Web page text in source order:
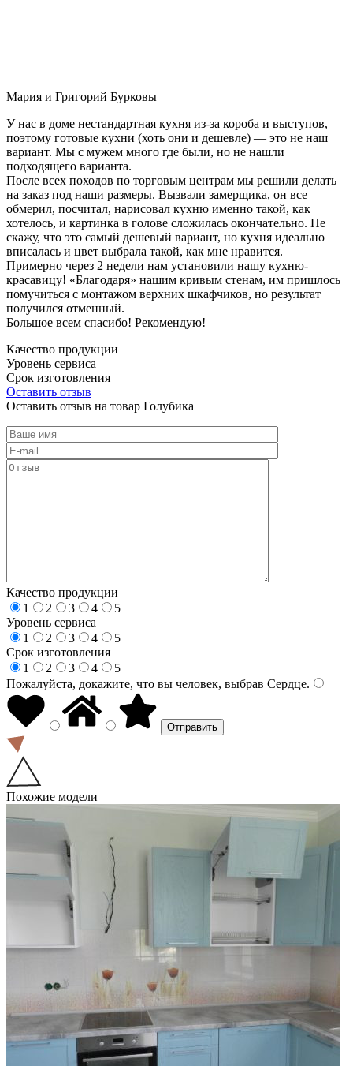
Мария и Григорий Бурковы
У нас в доме нестандартная кухня из-за короба и выступов,
поэтому готовые кухни (хоть они и дешевле) — это не наш
вариант. Мы с мужем много где были, но не нашли
подходящего варианта.
После всех походов по торговым центрам мы решили делать
на заказ под наши размеры. Вызвали замерщика, он все
обмерил, посчитал, нарисовал кухню именно такой, как
хотелось, и картинка в голове сложилась окончательно. Не
скажу, что это самый дешевый вариант, но кухня идеально
вписалась и цвет выбрала такой, как мне нравится.
Примерно через 2 недели нам установили нашу кухню-
красавицу! «Благодаря» нашим кривым стенам, им пришлось
помучиться с монтажом верхних шкафчиков, но результат
получился отменный.
Большое всем спасибо! Рекомендую!
Качество продукции
Уровень сервиса
Срок изготовления
Оставить отзыв
Оставить отзыв на товар Голубика
Качество продукции
1
2 3 4
5
Уровень сервиса
1
2 3 4
5
Срок изготовления
1
2 3 4
5
Пожалуйста, докажите, что вы человек, выбрав Сердце.
Похожие модели